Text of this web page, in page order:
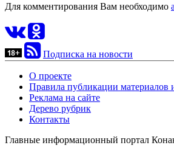
Для комментирования Вам необходимо
Подписка на новости
О проекте
Правила публикации материалов
Реклама на сайте
Дерево рубрик
Контакты
Главные информационный портал